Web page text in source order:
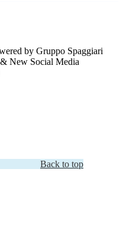
by Gruppo Spaggiari
New Social Media
Back to top